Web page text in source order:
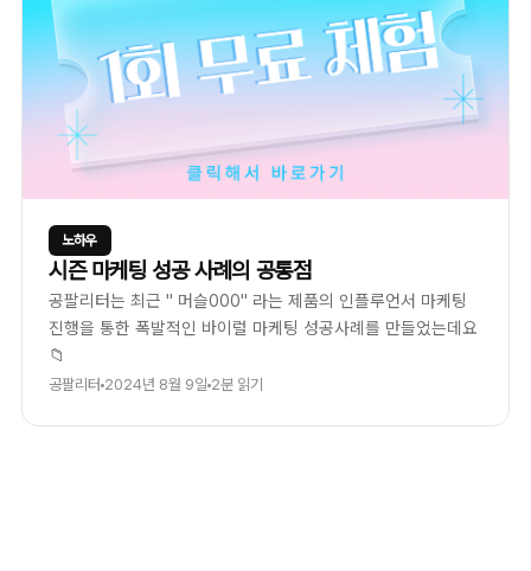
노하우
시즌 마케팅 성공 사례의 공통점
공팔리터는 최근 " 머슬000" 라는 제품의 인플루언서 마케팅
진행을 통한 폭발적인 바이럴 마케팅 성공사례를 만들었는데요
📁
공팔리터 2024년 8월 9일 2분 읽기